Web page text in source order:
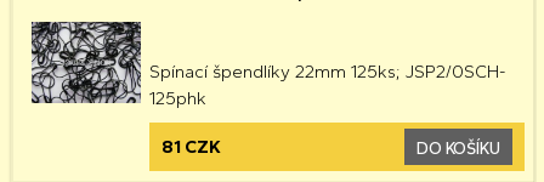
Spínací špendlíky 22mm 125ks; JSP2/0SCH-
125phk
81 CZK DO KOŠÍKU